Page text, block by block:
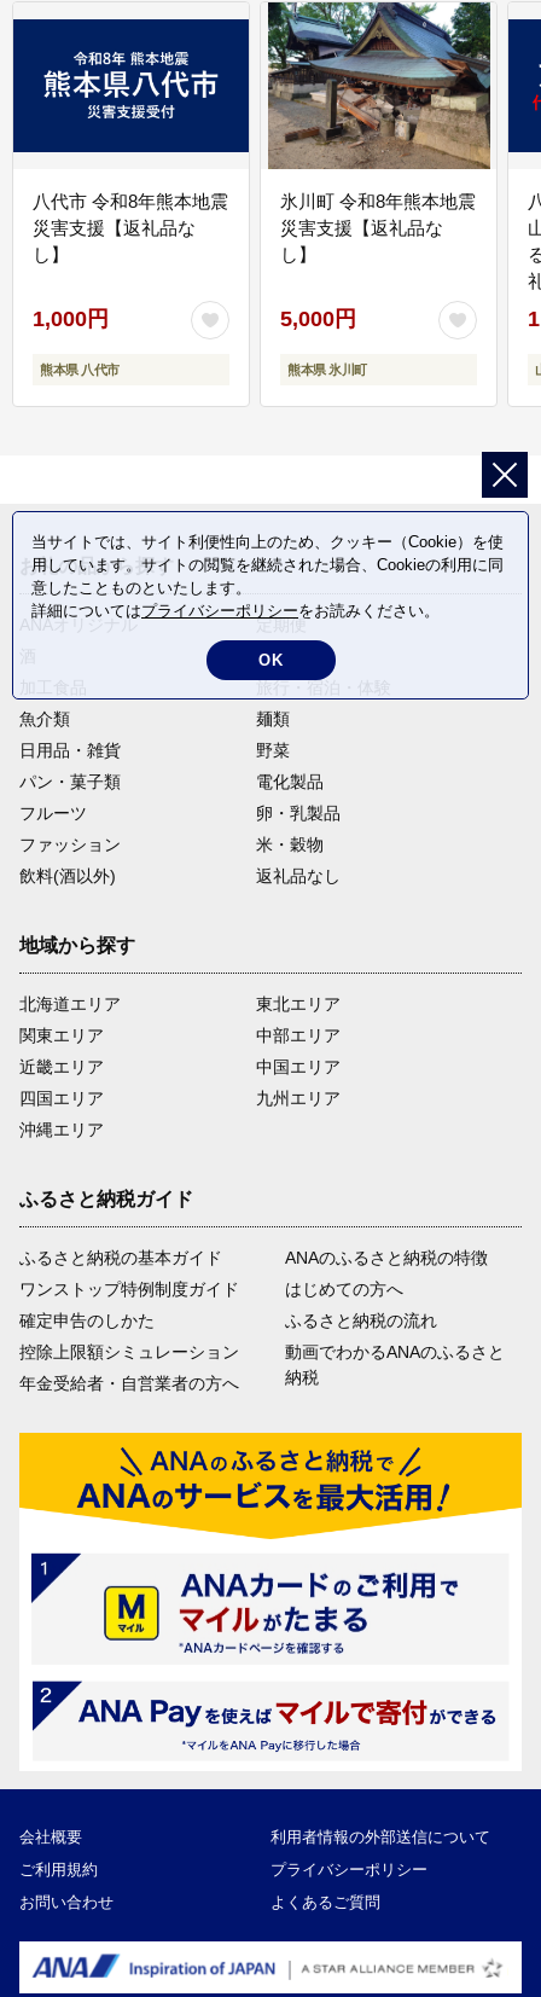
八代市 令和8年熊本地震
災害支援【返礼品な
し】
1,000円
熊本県 八代市
氷川町 令和8年熊本地震
災害支援【返礼品な
し】
5,000円
熊本県 氷川町
お礼の品から探す
ANAオリジナル
定期便
肉類
魚介類
麺類
日用品・雑貨
野菜
パン・菓子類
電化製品
フルーツ
卵・乳製品
ファッション
米・穀物
飲料(酒以外)
返礼品なし
地域から探す
北海道エリア
関東エリア
近畿エリア
四国エリア
沖縄エリア
東北エリア
中部エリア
中国エリア
九州エリア
ふるさと納税ガイド
ふるさと納税の基本ガイド
ワンストップ特例制度ガイド
確定申告のしかた
控除上限額シミュレーション
年金受給者・自営業者の方へ
ANAのふるさと納税の特徴
はじめての方へ
ふるさと納税の流れ
動画でわかるANAのふるさと
納税
会社概要
利用者情報の外部送信について
ご利用規約
プライバシーポリシー
お問い合わせ
よくあるご質問
当サイトでは、サイト利便性向上のため、クッキー（Cookie）を使
用しています。サイトの閲覧を継続された場合、Cookieの利用に同
意したことものといたします。
詳細についてはプライバシーポリシーをお読みください。
OK